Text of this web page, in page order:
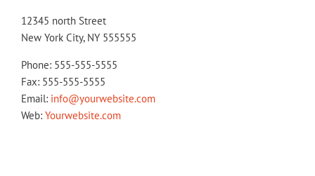
12345 north Street
New York City, NY 555555
Phone: 555-555-5555
Fax: 555-555-5555
Email: info@yourwebsite.com
Web: Yourwebsite.com